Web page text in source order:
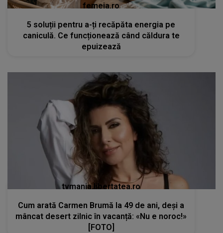
femeia.ro
5 soluții pentru a-ți recăpăta energia pe
caniculă. Ce funcționează când căldura te
epuizează
tvmania.libertatea.ro
Cum arată Carmen Brumă la 49 de ani, deși a
mâncat desert zilnic în vacanță: «Nu e noroc!»
[FOTO]